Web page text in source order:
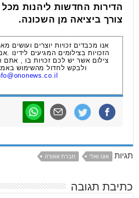
הדירות החדשות ליהנות
צורך ביציאה מן השכונה.
אנו מכבדים זכויות יוצרים ועושים
הזכויות בצילומים המגיעים לידינו
צילום אשר יש לכם זכויות בו , אתם
ולבקש לחדול מהשימוש
תגיות אונו ואלי חברת אאורה
כתיבת תגובה